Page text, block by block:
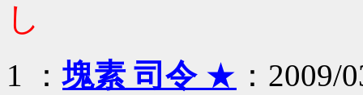
し
1 ：塊素 司令★ ：2009/